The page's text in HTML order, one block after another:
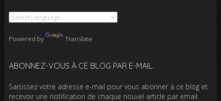
Powered by Translate
ABONNEZ-VOUS À CE BLOG PAR E-MAIL.
Saisissez votre adresse e-mail pour vous abonner à ce blog et
recevoir une notification de chaque nouvel article par email.